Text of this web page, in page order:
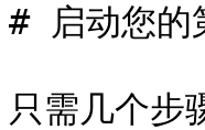
# 启动您的
只需几个